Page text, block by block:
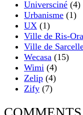
Universciné (4)
Urbanisme (1)
UX (1)
Ville de Ris-
Ville de
Wecasa (15)
Wimi (4)
Zelip (4)
Zify (7)